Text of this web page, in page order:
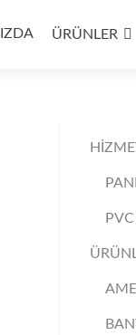
ÜRÜNLER